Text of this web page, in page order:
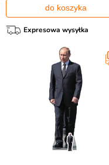
do koszyka
Expresowa wysyłka